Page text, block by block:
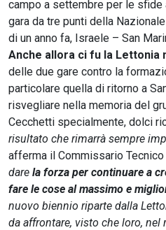
campo a settembre per le sfide
gara da tre punti della
di un anno fa, Israele – San
Anche allora ci fu la Lettonia
delle due gare contro la
particolare quella di ritorno a
risvegliare nella memoria del
Cecchetti specialmente, dolci
risultato che rimarrà sempre
afferma il Commissario Tecnico
dare la forza per continuare a
fare le cose al massimo e
nuovo biennio riparte dalla
da affrontare, visto che loro, nel